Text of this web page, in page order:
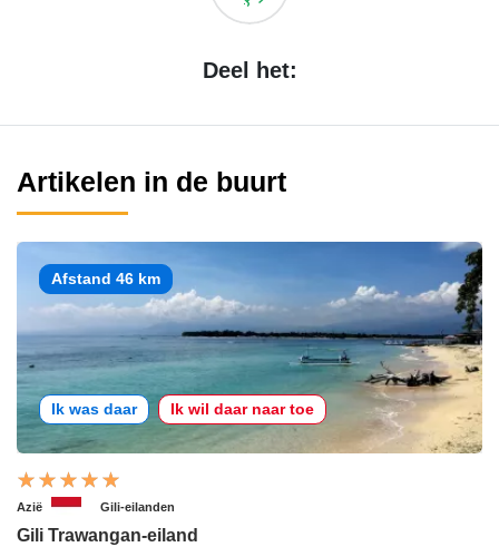
Deel het:
Artikelen in de buurt
Afstand 46 km
Ik was daar Ik wil daar naar toe
Azië Gili-eilanden
Gili Trawangan-eiland